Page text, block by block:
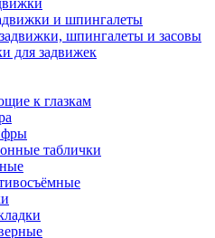
и шпингалеты
шпингалеты и засовы
для задвижек
к глазкам
таблички